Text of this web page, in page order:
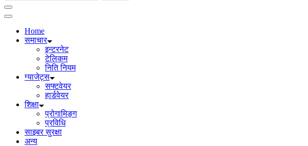
for:
Home
समाचार
इन्टरनेट
टेलिकम
निति नियम
ग्याजेट्स
सफ्टवेयर
हार्डवेयर
शिक्षा
प्रोगामिङ्ग
प्रविधि
साइबर सुरक्षा
अन्य